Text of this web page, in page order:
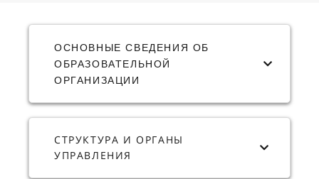
ОСНОВНЫЕ СВЕДЕНИЯ ОБ
ОБРАЗОВАТЕЛЬНОЙ
ОРГАНИЗАЦИИ
СТРУКТУРА И ОРГАНЫ
УПРАВЛЕНИЯ